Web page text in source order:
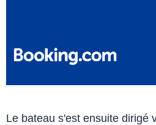
Le bateau s'est ensuite dirigé